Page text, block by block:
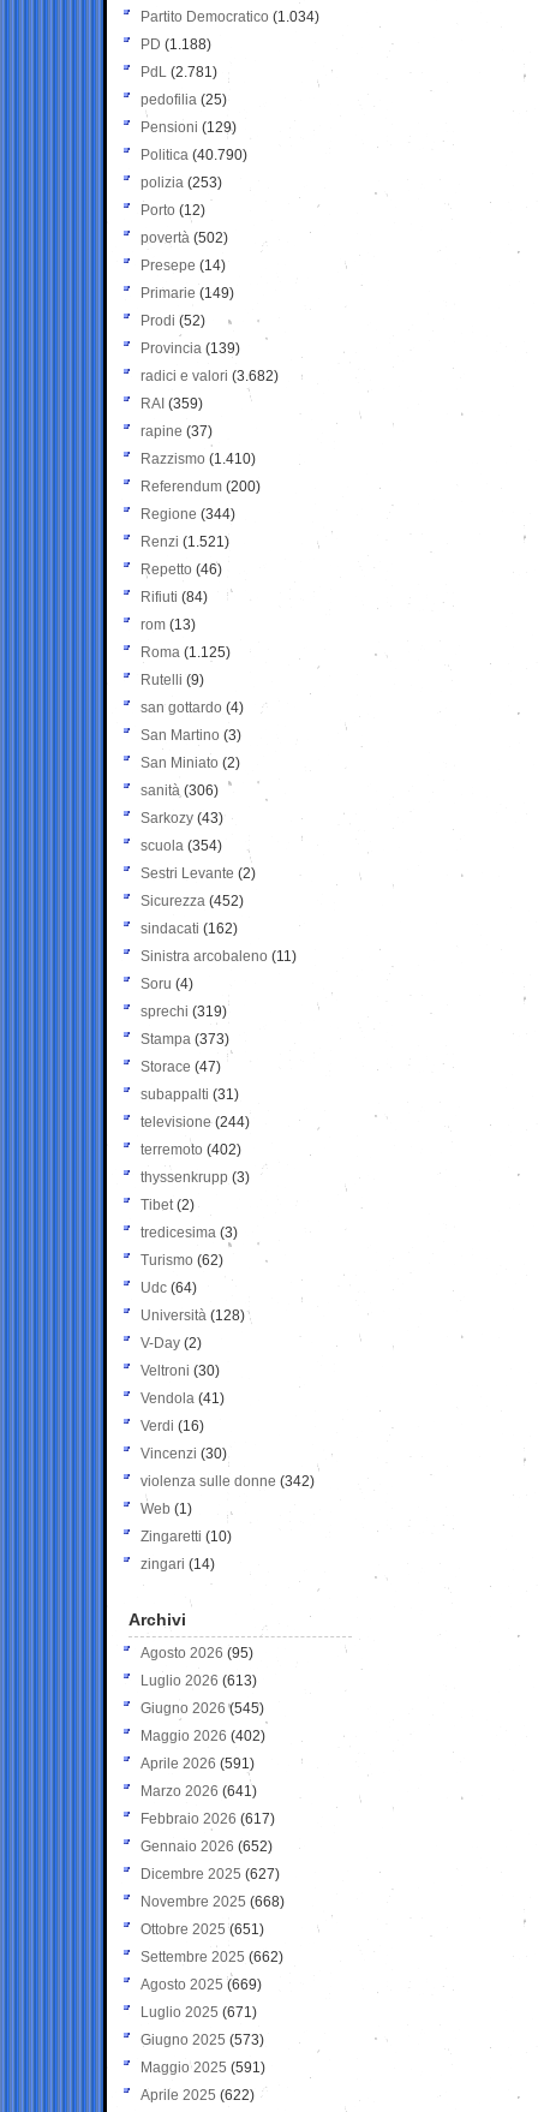
Partito Democratico (1.034)
PD (1.188)
PdL (2.781)
pedofilia (25)
Pensioni (129)
Politica (40.790)
polizia (253)
Porto (12)
povertà (502)
Presepe (14)
Primarie (149)
Prodi (52)
Provincia (139)
radici e valori (3.682)
RAI (359)
rapine (37)
Razzismo (1.410)
Referendum (200)
Regione (344)
Renzi (1.521)
Repetto (46)
Rifiuti (84)
rom (13)
Roma (1.125)
Rutelli (9)
san gottardo (4)
San Martino (3)
San Miniato (2)
sanità (306)
Sarkozy (43)
scuola (354)
Sestri Levante (2)
Sicurezza (452)
sindacati (162)
Sinistra arcobaleno (11)
Soru (4)
sprechi (319)
Stampa (373)
Storace (47)
subappalti (31)
televisione(244)
terremoto (402)
thyssenkrupp (3)
Tibet(2)
tredicesima (3)
Turismo (62)
Udc (64)
Università (128)
V-Day (2)
Veltroni (30)
Vendola (41)
Verdi (16)
Vincenzi (30)
violenza sulle donne (342)
Web (1)
Zingaretti (10)
zingari (14)
Archivi
Agosto 2026 (95)
Luglio 2026 (613)
Giugno 2026 (545)
Maggio 2026 (402)
Aprile 2026 (591)
Marzo 2026 (641)
Febbraio 2026 (617)
Gennaio 2026 (652)
Dicembre 2025 (627)
Novembre 2025 (668)
Ottobre 2025 (651)
Settembre 2025 (662)
Agosto 2025 (669)
Luglio 2025 (671)
Giugno 2025 (573)
Maggio 2025 (591)
Aprile 2025 (622)